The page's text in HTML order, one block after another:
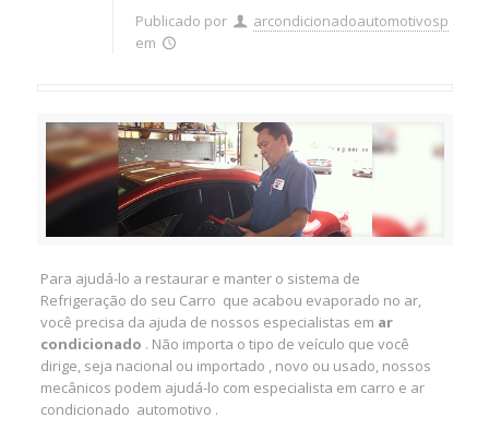
Publicado por
arcondicionadoautomotivosp
em
Para ajudá-lo a restaurar e manter o sistema de
Refrigeração do seu Carro que acabou evaporado no ar,
você precisa da ajuda de nossos especialistas em ar
condicionado . Não importa o tipo de veículo que você
dirige, seja nacional ou importado , novo ou usado, nossos
mecânicos podem ajudá-lo com especialista em carro e ar
condicionado automotivo .